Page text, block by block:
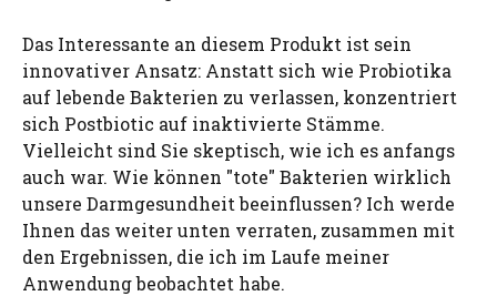
Das Interessante an diesem Produkt ist sein
innovativer Ansatz: Anstatt sich wie Probiotika
auf lebende Bakterien zu verlassen, konzentriert
sich Postbiotic auf inaktivierte Stämme.
Vielleicht sind Sie skeptisch, wie ich es anfangs
auch war. Wie können "tote" Bakterien wirklich
unsere Darmgesundheit beeinflussen? Ich werde
Ihnen das weiter unten verraten, zusammen mit
den Ergebnissen, die ich im Laufe meiner
Anwendung beobachtet habe.